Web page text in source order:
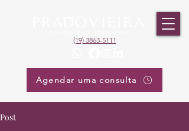
(19) 3863-5111
Agendar uma consulta
Post